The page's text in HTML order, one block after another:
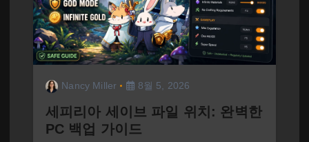
Nancy Miller 8월 5, 2026
세피리아 세이브 파일 위치: 완벽한
PC 백업 가이드